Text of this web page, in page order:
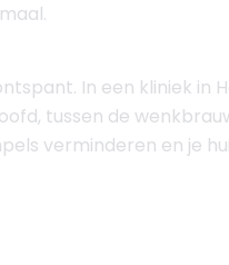
In een kliniek in
tussen de
verminderen en je